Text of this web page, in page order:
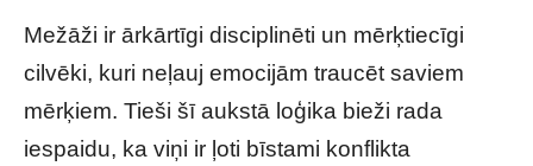
Mežāži ir ārkārtīgi disciplinēti un mērķtiecīgi
cilvēki, kuri neļauj emocijām traucēt saviem
mērķiem. Tieši šī aukstā loģika bieži rada
iespaidu, ka viņi ir ļoti bīstami konflikta